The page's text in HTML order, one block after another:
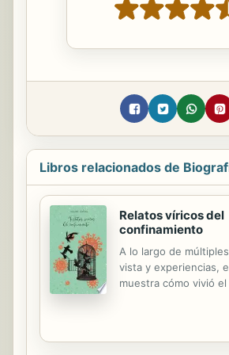
Libros relacionados de
Relatos víricos del
confinamiento
A lo largo de
vista y experiencias,
muestra cómo vivió
entre marzo y junio
Dos amantes en el
separados por un